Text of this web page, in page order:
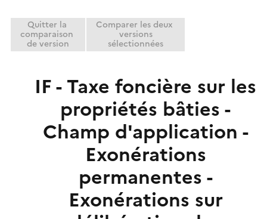
e
rQuitter la
comparaison
de version
Comparer les deux
versions
sélectionnées
IF - Taxe foncière sur les
propriétés bâties -
Champ d'application -
Exonérations
permanentes -
Exonérations sur